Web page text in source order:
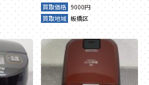
買取価格 9000円
買取地域 板橋区